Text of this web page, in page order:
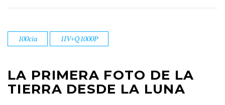
100cia 1IV+Q1000P
LA PRIMERA FOTO DE LA
TIERRA DESDE LA LUNA